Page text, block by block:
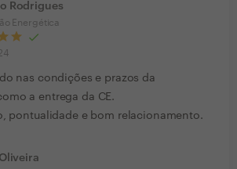
Rodrigues
Energética
nas condições e prazos da
a entrega da CE.
pontualidade e bom relacionamento.